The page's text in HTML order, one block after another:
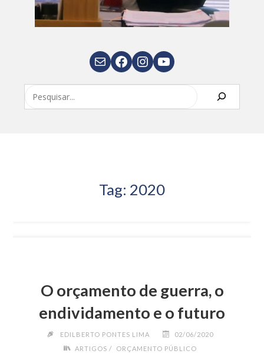
E-mailFacebook
Instagram
Youtube
Tag: 2020
O orçamento de guerra, o
endividamento e o futuro
EDILBERTO PONTES LIMA
02/06/2020
ARTIGOS / ORÇAMENTO PÚBLICO